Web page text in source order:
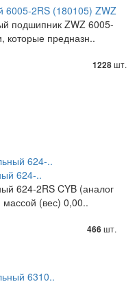
2RS (180105) ZWZ
подшипник ZWZ 6005-
которые предназн..
1228шт.
624-..
624-2RS CYB (аналог
(вес) 0,00..
466 шт.